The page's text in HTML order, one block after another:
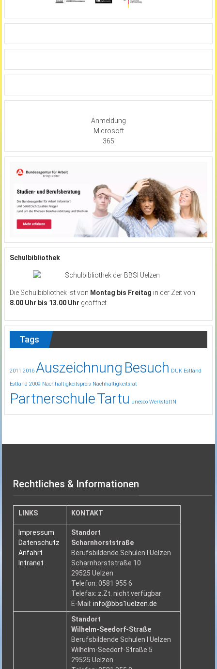
Anmeldung
Microsoft
365
Schulbibliothek
Die Schulbibliothek ist von Montag bis Freitag in der Zeit von
8.00 Uhr bis 13.00 Uhr geöffnet.
Tags
2011 2016 Auszeichnung Besuch DUK Estland
Estland 2009 Nachhaltigkeitspreis Nachhaltigkeitsrat
PartnerschuleTartu unesco WerkstattN
Rechtliches & Informationen
LINKS KONTAKT
Impressum
Datenschutz
Anfahrt
Intranet
Standort
Scharnhorststraße
Berufsbildende Schulen I Uelzen
Scharnhorststraße 10
29525 Uelzen
Telefon: 0581 955 6
Telefax: z.Zt. nicht verfügbar
E-Mail:info@bbs1uelzen.de
Standort
Wilhelm-Seedorf-Straße
Berufsbildende Schulen I Uelzen
Wilhelm-Seedorf-Straße 5
29525 Uelzen